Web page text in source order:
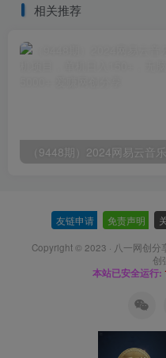
相关推荐
友链申请 免责声明
Copyright © 2023 · 八一网创分
创
本站已安全运行: